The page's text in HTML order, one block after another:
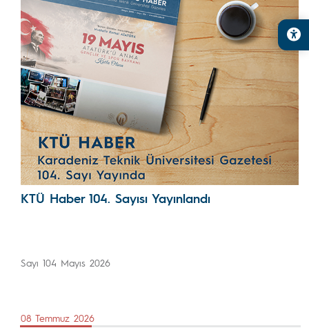
KTÜ Haber 104. Sayısı Yayınlandı
Sayı 104 Mayıs 2026
08 Temmuz 2026